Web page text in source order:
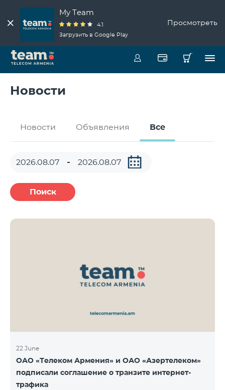
My Team
4.1
Загрузить в Google Play
Просмотреть
Новости
Новости Объявления Все
Поиск
22 June
ОАО «Телеком Армения» и ОАО «Азертелеком»
подписали соглашение о транзите интернет-
трафика